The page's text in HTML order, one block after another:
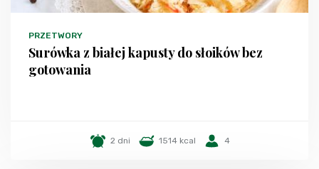
PRZETWORY
Surówka z białej kapusty do słoików bez
gotowania
2 dni 1514 kcal 4